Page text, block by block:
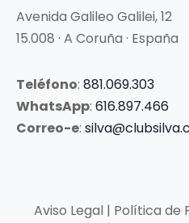
Avenida Galileo Galilei, 12
15.008 · A Coruña · España
Teléfono: 881.069.303
WhatsApp: 616.897.466
Correo-e:
Aviso Legal | Política de